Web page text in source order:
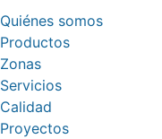
Quiénes somos
Productos
Zonas
Servicios
Calidad
Proyectos